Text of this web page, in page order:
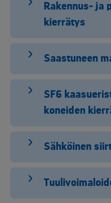
Rakennus- ja
kierrätys
Saastuneen
SF6
koneiden
Sähköinen